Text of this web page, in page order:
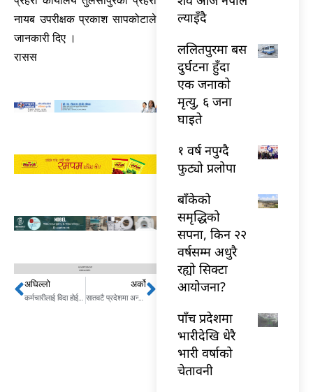
नायब उपरीक्षक प्रकाश सापकोटाले
जानकारी दिए ।
रासस
Prev
अघिल्लो
कर्मचारीलाई विदा होईन जिम्मेवारी दिईन्छ : मन्त्री पण्डित
अर्को
सातवटै प्रदेशमा अन्तर्राष्ट्रियस्तरका रंगशाला Next
ल्याइँदै
ललितपुरमा बस
दुर्घटना हुँदा
एक जनाको
मृत्यु, ६ जना
घाइते
१ वर्ष नपुग्दै
फुट्यो प्रलोपा
बाँकेको
समृद्धिको
सपना, किन २२
वर्षसम्म अधुरै
रह्यो सिक्टा
आयोजना?
पाँच प्रदेशमा
भारीदेखि धेरै
भारी वर्षाको
चेतावनी